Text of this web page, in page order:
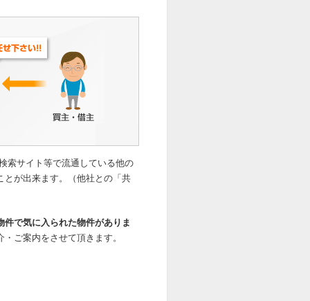
索サイト等で流通している他の
とが出来ます。（他社との「共
で気に入られた物件がありま
・ご案内をさせて頂きます。